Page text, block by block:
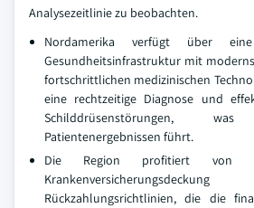
Analysezeitlinie zu beobachten.
Nordamerika verfügt über
Gesundheitsinfrastruktur mit
fortschrittlichen medizinischen
eine rechtzeitige Diagnose und
Schilddrüsenstörungen,
Patientenergebnissen führt.
Die Region profitiert von
Rückzahlungsrichtlinien, die die